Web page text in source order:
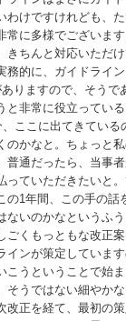
けですけれども、
に多様でございま
ちんと対応いただ
的に、ガイドライ
りますので、そう
非常に役立ってい
こに出てきている
かなと。ちょっと
通だったら、当事
ていただきたいと
1年間、この手の
いのかなというふ
くもっともな改正案
ンが策定しています
うということで始
うではない細やか
正を経て、最初の